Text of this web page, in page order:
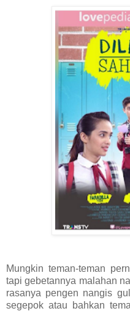
Mungkin teman-teman
tapi gebetannya malahan
rasanya pengen nangis
segepok atau bahkan